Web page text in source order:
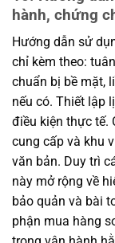
hành, chứng
Hướng dẫn sử
chỉ kèm theo:
chuẩn bị bề mặt,
nếu có. Thiết lập
điều kiện thực tế.
cung cấp và khu
văn bản. Duy trì
này mở rộng về
bảo quản và bài
phận mua hàng